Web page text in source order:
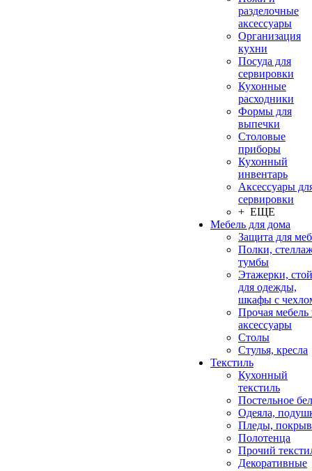
разделочные
аксессуары
Организация
кухни
Посуда для
сервировки
Кухонные
расходники
Формы для
выпечки
Столовые
приборы
Кухонный
инвентарь
Аксессуары
сервировки
+ ЕЩЕ
Мебель для дома
Защита для
Полки,
тумбы
Этажерки,
для одежды,
шкафы с
Прочая мебель
аксессуары
Столы
Стулья, кресла
Текстиль
Кухонный
текстиль
Постельное
Одеяла,
Пледы,
Полотенца
Прочий
Декоративные